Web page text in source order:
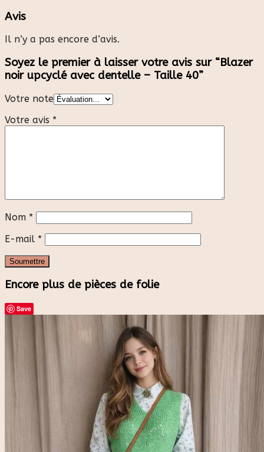
Avis
Il n’y a pas encore d’avis.
Soyez le premier à laisser votre avis sur “Blazer
noir upcyclé avec dentelle – Taille 40”
Votre note
Votre avis *
Nom *
E-mail *
Encore plus de pièces de folie
Save